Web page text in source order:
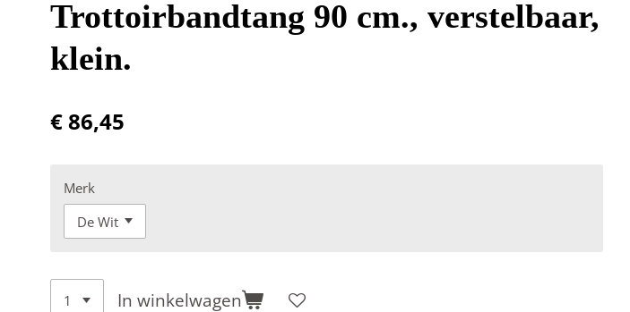
Trottoirbandtang 90 cm., verstelbaar,
klein.
€ 86,45
Merk
In winkelwagen